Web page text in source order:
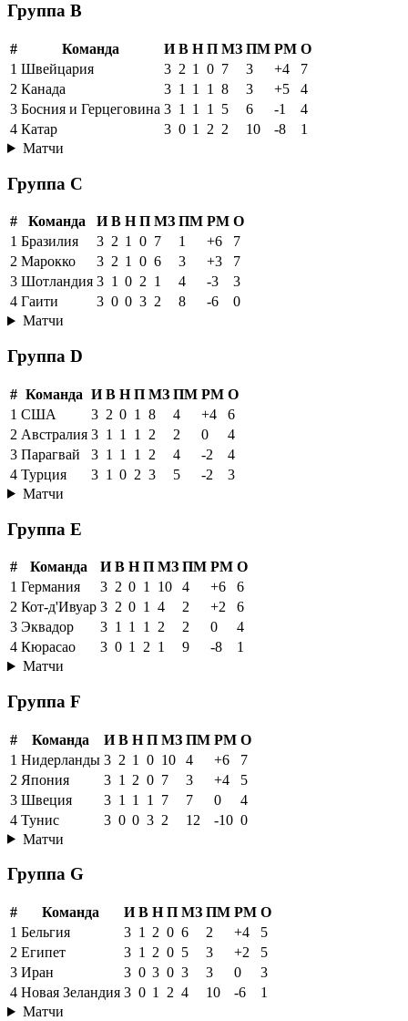
Группа B
# Команда И В Н П МЗ ПМ РМ О
1 Швейцария 3 2 1 0 7 3 +4
7
2 Канада 3 1 1 1 8 3 +5
4
3 Босния и Герцеговина 3 1 1 1 5 6 -1
4
4 Катар 3 0 1 2 2 10 -8
1
Матчи
Группа C
# Команда И В Н П МЗ ПМ РМ О
1 Бразилия 3 2 1 0 7 1 +6
7
2 Марокко 3 2 1 0 6 3 +3
7
3 Шотландия 3 1 0 2 1 4 -3
3
4 Гаити 3 0 0 3 2 8 -6
0
Матчи
Группа D
# Команда И В Н П МЗ ПМ РМ О
1 США 3 2 0 1 8 4 +4
6
2 Австралия 3 1 1 1 2 2 0
4
3 Парагвай 3 1 1 1 2 4 -2
4
4 Турция 3 1 0 2 3 5 -2
3
Матчи
Группа E
# Команда И В Н П МЗ ПМ РМ О
1 Германия 3 2 0 1 10 4 +6
6
2 Кот-д'Ивуар 3 2 0 1 4 2 +2
6
3 Эквадор 3 1 1 1 2 2 0
4
4 Кюрасао 3 0 1 2 1 9 -8
1
Матчи
Группа F
# Команда И В Н П МЗ ПМ РМ О
1 Нидерланды 3 2 1 0 10 4 +6
7
2 Япония 3 1 2 0 7 3 +4
5
3 Швеция 3 1 1 1 7 7 0
4
4 Тунис 3 0 0 3 2 12 -10 0
Матчи
Группа G
# Команда И В Н П МЗ ПМ РМ О
1 Бельгия 3 1 2 0 6 2 +4
5
2 Египет 3 1 2 0 5 3 +2
5
3 Иран 3 0 3 0 3 3 0
3
4 Новая Зеландия 3 0 1 2 4 10 -6
1
Матчи